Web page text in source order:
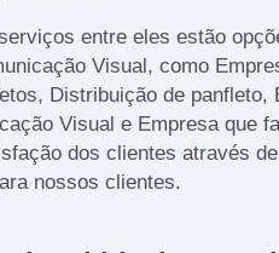
entre eles estão
Visual, como
Distribuição de panfleto,
Visual e Empresa que
dos clientes através
nossos clientes.